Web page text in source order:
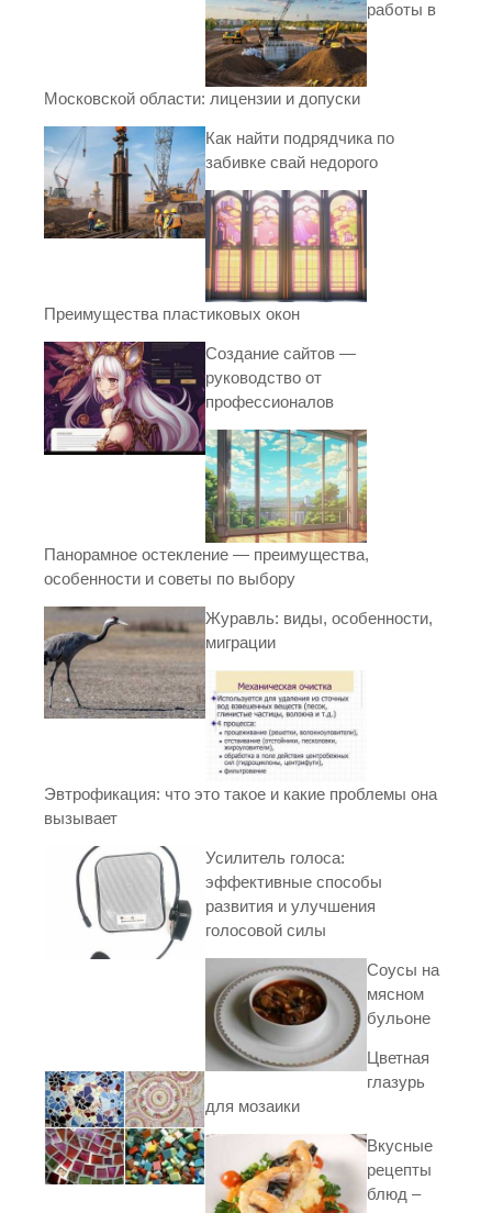
работы в
Московской области: лицензии и допуски
Как найти подрядчика по
забивке свай недорого
Преимущества пластиковых окон
Создание сайтов —
руководство от
профессионалов
Панорамное остекление — преимущества,
особенности и советы по выбору
Журавль: виды, особенности,
миграции
Эвтрофикация: что это такое и какие проблемы она
вызывает
Усилитель голоса:
эффективные способы
развития и улучшения
голосовой силы
Соусы на
мясном
бульоне
Цветная
глазурь
для мозаики
Вкусные
рецепты
блюд –